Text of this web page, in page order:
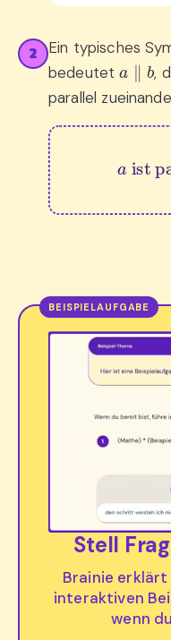
2 Ein typisches
bedeutet
∥b ,
parallel
a ist
Stell
Brainie
interaktiven
wenn